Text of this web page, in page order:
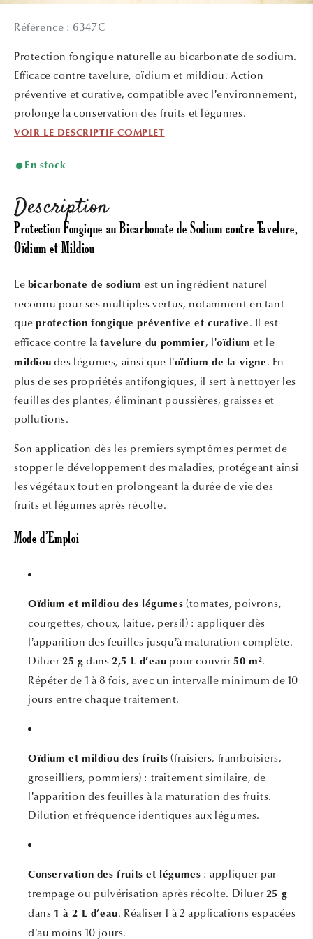
une
fenêtre
modale
Référence : 6347C
Protection fongique naturelle au bicarbonate de sodium.
Efficace contre tavelure, oïdium et mildiou. Action
préventive et curative, compatible avec l’environnement,
prolonge la conservation des fruits et légumes.
VOIR LE DESCRIPTIF COMPLET
En stock
Description
Protection Fongique au Bicarbonate de Sodium contre Tavelure,
Oïdium et Mildiou
Le bicarbonate de sodium est un ingrédient naturel
reconnu pour ses multiples vertus, notamment en tant
queprotection fongique préventive et curative . Il est
efficace contre latavelure du pommier, l’oïdium et le
mildiou des légumes, ainsi que l’oïdium de la vigne . En
plus de ses propriétés antifongiques, il sert à nettoyer les
feuilles des plantes, éliminant poussières, graisses et
pollutions.
Son application dès les premiers symptômes permet de
stopper le développement des maladies, protégeant ainsi
les végétaux tout en prolongeant la durée de vie des
fruits et légumes après récolte.
Mode d’Emploi
Oïdium et mildiou des légumes (tomates, poivrons,
courgettes, choux, laitue, persil) : appliquer dès
l’apparition des feuilles jusqu’à maturation complète.
Diluer25 g dans2,5 L d’eau pour couvrir50 m².
Répéter de 1 à 8 fois, avec un intervalle minimum de 10
jours entre chaque traitement.
Oïdium et mildiou des fruits (fraisiers, framboisiers,
groseilliers, pommiers) : traitement similaire, de
l’apparition des feuilles à la maturation des fruits.
Dilution et fréquence identiques aux légumes.
Conservation des fruits et légumes : appliquer par
trempage ou pulvérisation après récolte. Diluer 25 g
dans 1 à 2 L d’eau. Réaliser 1 à 2 applications espacées
d’au moins 10 jours.